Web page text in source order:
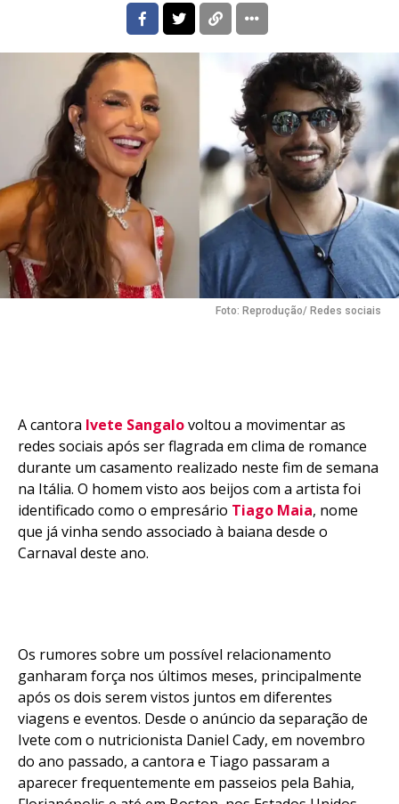
Foto: Reprodução/ Redes sociais
A cantora Ivete Sangalovoltou a movimentar as
redes sociais após ser flagrada em clima de romance
durante um casamento realizado neste fim de semana
na Itália. O homem visto aos beijos com a artista foi
identificado como o empresário Tiago Maia, nome
que já vinha sendo associado à baiana desde o
Carnaval deste ano.
Os rumores sobre um possível relacionamento
ganharam força nos últimos meses, principalmente
após os dois serem vistos juntos em diferentes
viagens e eventos. Desde o anúncio da separação de
Ivete com o nutricionista Daniel Cady, em novembro
do ano passado, a cantora e Tiago passaram a
aparecer frequentemente em passeios pela Bahia,
Flipboard
Reddit
Pinterest
Whatsapp